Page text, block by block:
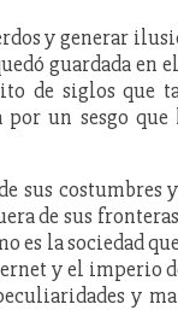
y generar
guardada en
de siglos que
un sesgo
sus costumbres
de sus
es la sociedad
y el imperio
y